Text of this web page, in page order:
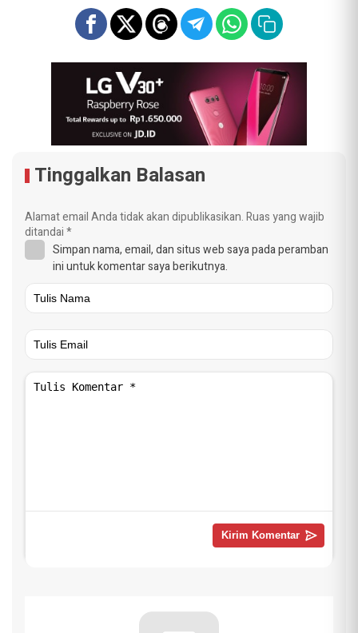
Tinggalkan Balasan
Alamat email Anda tidak akan dipublikasikan.Ruas yang wajib
ditandai*
Simpan nama, email, dan situs web saya pada peramban
ini untuk komentar saya berikutnya.